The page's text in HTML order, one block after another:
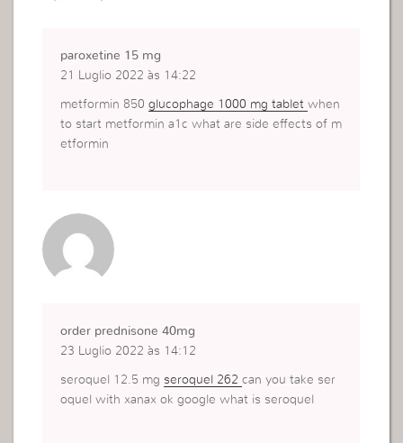
paroxetine 15 mg
21 Luglio 2022 às 14:22
metformin 850glucophage 1000 mg tabletwhen
to start metformin a1c what are side effects of m
etformin
order prednisone 40mg
23 Luglio 2022 às 14:12
seroquel 12.5 mg seroquel 262can you take ser
oquel with xanax ok google what is seroquel